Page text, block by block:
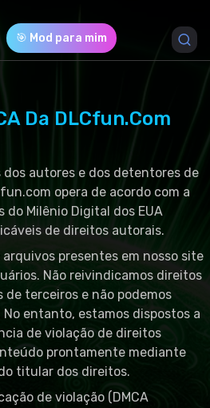
🎯 Mod para mim
Da DLCfun.com
dos autores e dos detentores de
opera de acordo com a
do Milênio Digital dos EUA
de direitos autorais.
presentes em nosso site
Não reivindicamos direitos
terceiros e não podemos
entanto, estamos dispostos a
de violação de direitos
prontamente mediante
titular dos direitos.
de violação (DMCA